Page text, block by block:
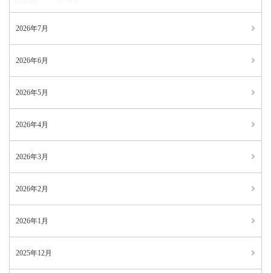
2026年7月
2026年6月
2026年5月
2026年4月
2026年3月
2026年2月
2026年1月
2025年12月